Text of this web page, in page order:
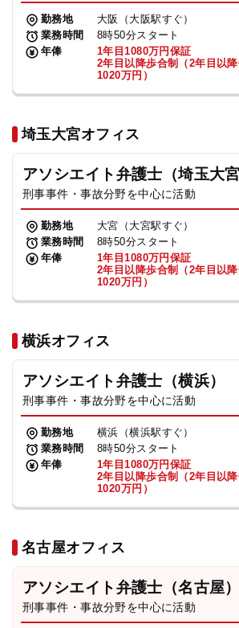
勤務地
大阪（大阪駅すぐ）
業務時間
8時50分スタート
年俸
1年目1080万円保証
2年目以降歩合制（2年目以
1020万円）
埼玉大宮オフィス
アソシエイト弁護士（埼玉大宮
刑事事件・事故分野を中心に活動
勤務地
大宮（大宮駅すぐ）
業務時間
8時50分スタート
年俸
1年目1080万円保証
2年目以降歩合制（2年目以
1020万円）
横浜オフィス
アソシエイト弁護士（横浜）
刑事事件・事故分野を中心に活動
勤務地
横浜（横浜駅すぐ）
業務時間
8時50分スタート
年俸
1年目1080万円保証
2年目以降歩合制（2年目以
1020万円）
名古屋オフィス
アソシエイト弁護士（名古屋）
刑事事件・事故分野を中心に活動
TikTok受賞 定義集 動画